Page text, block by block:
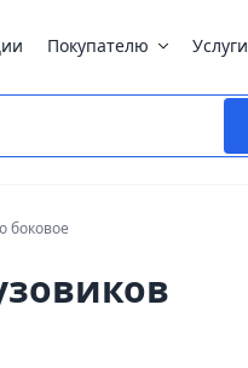
Покупателю Услуги
боковое